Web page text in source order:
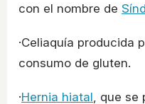
con el nombre de
·Celiaquía producida
consumo de gluten.
·Hernia hiatal , que